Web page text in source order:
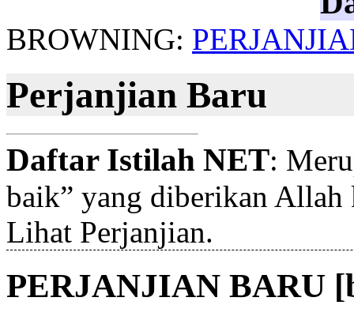
BROWNING:
Perjanjian Baru
Daftar Istilah NET:
baik” yang diberikan Allah
Lihat Perjanjian.
PERJANJIAN BARU